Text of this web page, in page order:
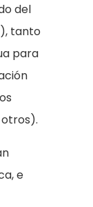
del
tanto
para
e